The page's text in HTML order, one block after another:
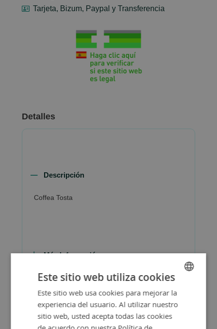
Tarjeta, Bizum, Paypal y Transferencia
Detalles
Descripción
Coffea Tosta
Más Información
SPANISH
ENGLISH
Este sitio web utiliza cookies
Este sitio web usa cookies para mejorar la
experiencia del usuario. Al utilizar nuestro
sitio web, usted acepta todas las cookies